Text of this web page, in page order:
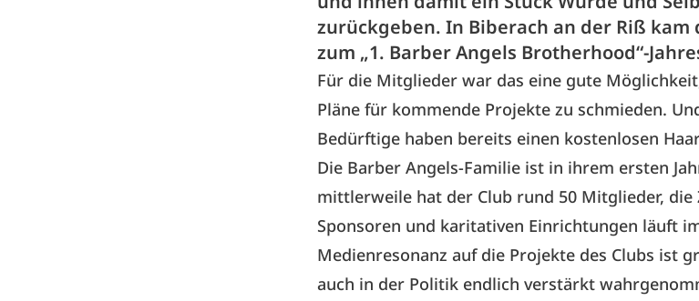
zurückgeben. In Biberach an der Riß
zum „1. Barber Angels Brotherhood“-
Für die Mitglieder war das eine gute
Pläne für kommende Projekte zu schmieden.
Bedürftige haben bereits einen kostenlosen
Die Barber Angels-Familie ist in ihrem ersten
mittlerweile hat der Club rund 50 Mitglieder,
Sponsoren und karitativen Einrichtungen läuft
Medienresonanz auf die Projekte des Clubs ist
auch in der Politik endlich verstärkt